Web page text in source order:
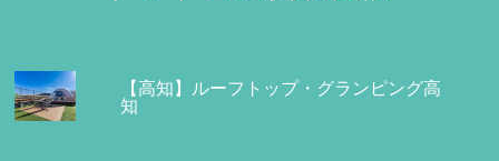
【高知】ルーフトップ・グランピング高
知